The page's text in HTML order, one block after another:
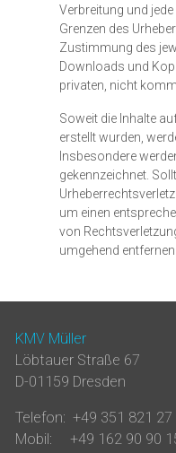
Verbreitung und
Grenzen des
Zustimmung des
Downloads und
privaten, nicht
Soweit die Inhalte
erstellt wurden,
Insbesondere
gekennzeichnet.
um einen
von
umgehend entfernen.
KMV Müller
Löbtauer Straße 67
D-01159 Dresden
Telefon: +49 351 821 27
Mobil: +49 162 90 90